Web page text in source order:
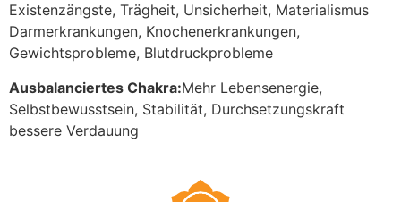
Existenzängste, Trägheit, Unsicherheit, Materialismus
Darmerkrankungen, Knochenerkrankungen,
Gewichtsprobleme, Blutdruckprobleme
Ausbalanciertes Chakra:Mehr Lebensenergie,
Selbstbewusstsein, Stabilität, Durchsetzungskraft
bessere Verdauung